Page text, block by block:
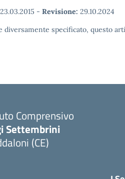
23.03.2015 - Revisione: 29.10.2024
diversamente specificato, questo
Comprensivo
Settembrini
(CE)